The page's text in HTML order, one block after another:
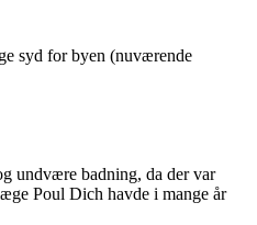
syd for byen (nuværende
undvære badning, da der var
Poul Dich havde i mange år